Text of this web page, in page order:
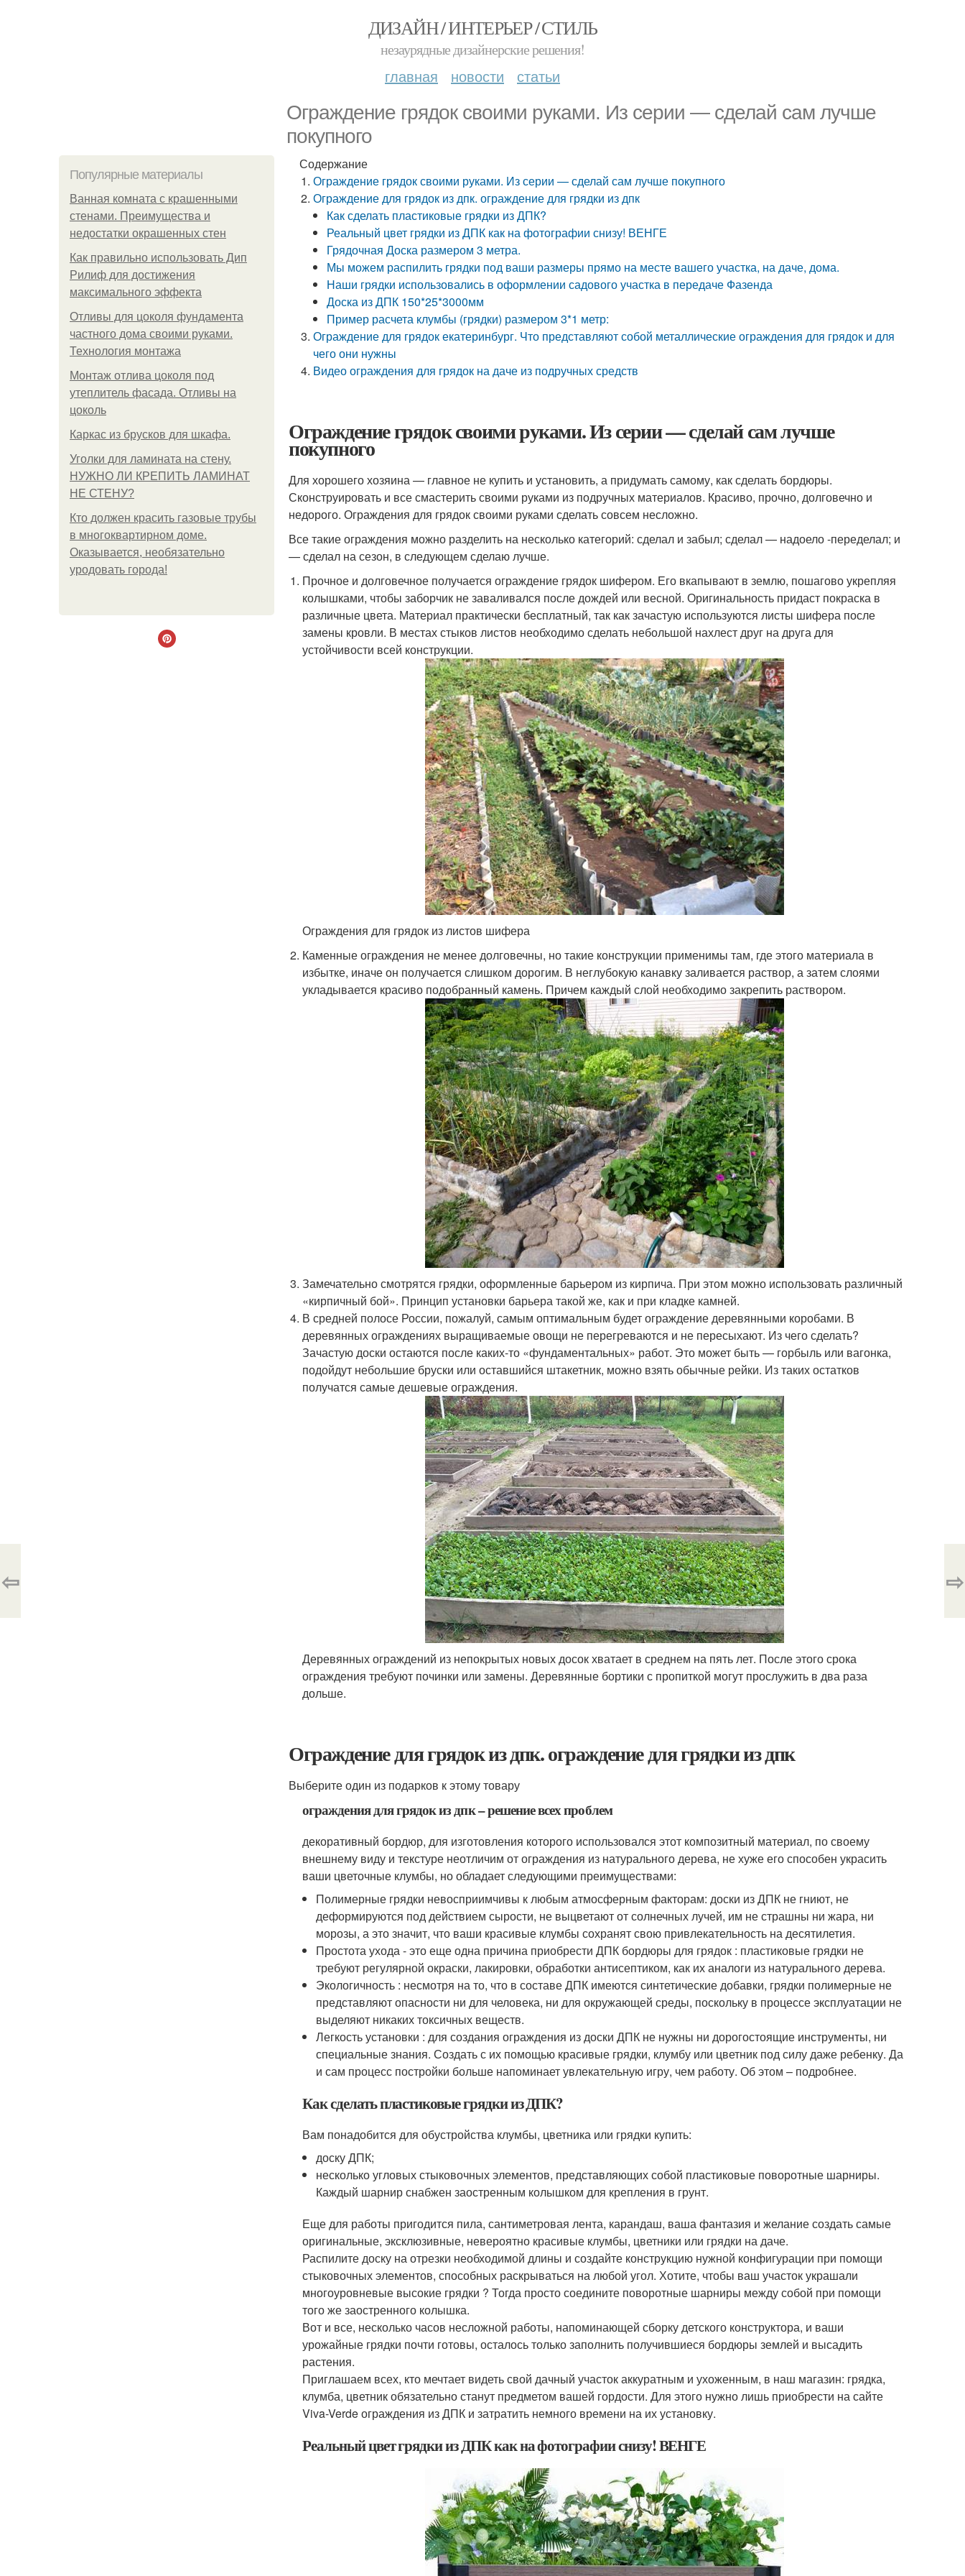
ДИЗАЙН / ИНТЕРЬЕР / СТИЛЬ
незаурядные дизайнерские решения!
главная новости статьи
Ограждение грядок своими руками. Из серии — сделай сам лучше
покупного
Популярные материалы
Ванная комната с крашенными
стенами. Преимущества и
недостатки окрашенных стен
Как правильно использовать Дип
Рилиф для достижения
максимального эффекта
Отливы для цоколя фундамента
частного дома своими руками.
Технология монтажа
Монтаж отлива цоколя под
утеплитель фасада. Отливы на
цоколь
Каркас из брусков для шкафа.
Уголки для ламината на стену.
НУЖНО ЛИ КРЕПИТЬ ЛАМИНАТ
НЕ СТЕНУ?
Кто должен красить газовые трубы
в многоквартирном доме.
Оказывается, необязательно
уродовать города!
Содержание
Ограждение грядок своими руками. Из серии — сделай сам лучше покупного
Ограждение для грядок из дпк. ограждение для грядки из дпк
Как сделать пластиковые грядки из ДПК?
Реальный цвет грядки из ДПК как на фотографии снизу! ВЕНГЕ
Грядочная Доска размером 3 метра.
Мы можем распилить грядки под ваши размеры прямо на месте вашего участка, на даче, дома.
Наши грядки использовались в оформлении садового участка в передаче Фазенда
Доска из ДПК 150*25*3000мм
Пример расчета клумбы (грядки) размером 3*1 метр:
Ограждение для грядок екатеринбург. Что представляют собой металлические ограждения для грядок и для
чего они нужны
Видео ограждения для грядок на даче из подручных средств
Ограждение грядок своими руками. Из серии — сделай сам лучше
покупного
Для хорошего хозяина — главное не купить и установить, а придумать самому, как сделать бордюры.
Сконструировать и все смастерить своими руками из подручных материалов. Красиво, прочно, долговечно и
недорого. Ограждения для грядок своими руками сделать совсем несложно.
Все такие ограждения можно разделить на несколько категорий: сделал и забыл; сделал — надоело -переделал; и
— сделал на сезон, в следующем сделаю лучше.
Прочное и долговечное получается ограждение грядок шифером. Его вкапывают в землю, пошагово укрепляя
колышками, чтобы заборчик не заваливался после дождей или весной. Оригинальность придаст покраска в
различные цвета. Материал практически бесплатный, так как зачастую используются листы шифера после
замены кровли. В местах стыков листов необходимо сделать небольшой нахлест друг на друга для
устойчивости всей конструкции.
Ограждения для грядок из листов шифера
Каменные ограждения не менее долговечны, но такие конструкции применимы там, где этого материала в
избытке, иначе он получается слишком дорогим. В неглубокую канавку заливается раствор, а затем слоями
укладывается красиво подобранный камень. Причем каждый слой необходимо закрепить раствором.
Замечательно смотрятся грядки, оформленные барьером из кирпича. При этом можно использовать различный
«кирпичный бой». Принцип установки барьера такой же, как и при кладке камней.
В средней полосе России, пожалуй, самым оптимальным будет ограждение деревянными коробами. В
деревянных ограждениях выращиваемые овощи не перегреваются и не пересыхают. Из чего сделать?
Зачастую доски остаются после каких-то «фундаментальных» работ. Это может быть — горбыль или вагонка,
подойдут небольшие бруски или оставшийся штакетник, можно взять обычные рейки. Из таких остатков
получатся самые дешевые ограждения.
Деревянных ограждений из непокрытых новых досок хватает в среднем на пять лет. После этого срока
ограждения требуют починки или замены. Деревянные бортики с пропиткой могут прослужить в два раза
дольше.
Ограждение для грядок из дпк. ограждение для грядки из дпк
Выберите один из подарков к этому товару
ограждения для грядок из дпк – решение всех проблем
декоративный бордюр, для изготовления которого использовался этот композитный материал, по своему
внешнему виду и текстуре неотличим от ограждения из натурального дерева, не хуже его способен украсить
ваши цветочные клумбы, но обладает следующими преимуществами:
Полимерные грядки невосприимчивы к любым атмосферным факторам: доски из ДПК не гниют, не
деформируются под действием сырости, не выцветают от солнечных лучей, им не страшны ни жара, ни
морозы, а это значит, что ваши красивые клумбы сохранят свою привлекательность на десятилетия.
Простота ухода - это еще одна причина приобрести ДПК бордюры для грядок : пластиковые грядки не
требуют регулярной окраски, лакировки, обработки антисептиком, как их аналоги из натурального дерева.
Экологичность : несмотря на то, что в составе ДПК имеются синтетические добавки, грядки полимерные не
представляют опасности ни для человека, ни для окружающей среды, поскольку в процессе эксплуатации не
выделяют никаких токсичных веществ.
Легкость установки : для создания ограждения из доски ДПК не нужны ни дорогостоящие инструменты, ни
специальные знания. Создать с их помощью красивые грядки, клумбу или цветник под силу даже ребенку. Да
и сам процесс постройки больше напоминает увлекательную игру, чем работу. Об этом – подробнее.
Как сделать пластиковые грядки из ДПК?
Вам понадобится для обустройства клумбы, цветника или грядки купить:
доску ДПК;
несколько угловых стыковочных элементов, представляющих собой пластиковые поворотные шарниры.
Каждый шарнир снабжен заостренным колышком для крепления в грунт.
Еще для работы пригодится пила, сантиметровая лента, карандаш, ваша фантазия и желание создать самые
оригинальные, эксклюзивные, невероятно красивые клумбы, цветники или грядки на даче.
Распилите доску на отрезки необходимой длины и создайте конструкцию нужной конфигурации при помощи
стыковочных элементов, способных раскрываться на любой угол. Хотите, чтобы ваш участок украшали
многоуровневые высокие грядки ? Тогда просто соедините поворотные шарниры между собой при помощи
того же заостренного колышка.
Вот и все, несколько часов несложной работы, напоминающей сборку детского конструктора, и ваши
урожайные грядки почти готовы, осталось только заполнить получившиеся бордюры землей и высадить
растения.
Приглашаем всех, кто мечтает видеть свой дачный участок аккуратным и ухоженным, в наш магазин: грядка,
клумба, цветник обязательно станут предметом вашей гордости. Для этого нужно лишь приобрести на сайте
Viva-Verde ограждения из ДПК и затратить немного времени на их установку.
Реальный цвет грядки из ДПК как на фотографии снизу! ВЕНГЕ
⇦ ⇨